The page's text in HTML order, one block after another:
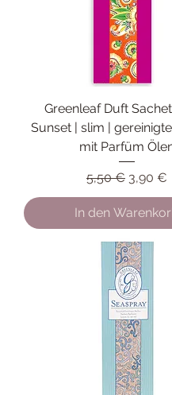
Greenleaf Duft
Sunset | slim |
mit Parfüm
Standardpreis
5,50 € Sale-
3,90 €
In den